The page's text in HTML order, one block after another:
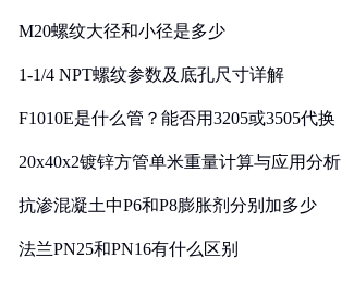
M20螺纹大径和小径是多少
1-1/4 NPT螺纹参数及底孔尺寸详解
F1010E是什么管？能否用3205或3505代换
20x40x2镀锌方管单米重量计算与应用分析
抗渗混凝土中P6和P8膨胀剂分别加多少
法兰PN25和PN16有什么区别